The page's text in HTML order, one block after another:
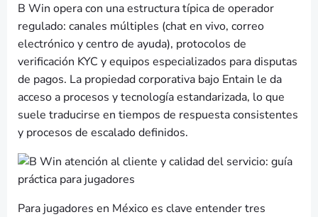
B Win opera con una estructura típica de operador
regulado: canales múltiples (chat en vivo, correo
electrónico y centro de ayuda), protocolos de
verificación KYC y equipos especializados para disputas
de pagos. La propiedad corporativa bajo Entain le da
acceso a procesos y tecnología estandarizada, lo que
suele traducirse en tiempos de respuesta consistentes
y procesos de escalado definidos.
Para jugadores en México es clave entender tres